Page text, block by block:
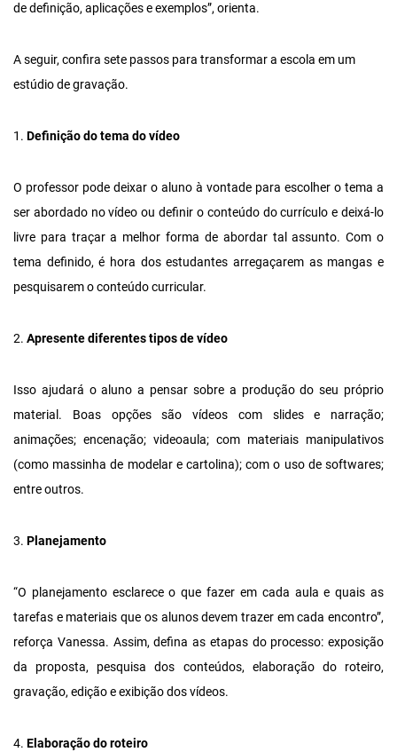
de definição, aplicações e exemplos”, orienta.
A seguir, confira sete passos para transformar a escola em um
estúdio de gravação.
1. Definição do tema do vídeo
O professor pode deixar o aluno à vontade para escolher o tema a
ser abordado no vídeo ou definir o conteúdo do currículo e deixá-lo
livre para traçar a melhor forma de abordar tal assunto. Com o
tema definido, é hora dos estudantes arregaçarem as mangas e
pesquisarem o conteúdo curricular.
2. Apresente diferentes tipos de vídeo
Isso ajudará o aluno a pensar sobre a produção do seu próprio
material. Boas opções são vídeos com slides e narração;
animações; encenação; videoaula; com materiais manipulativos
(como massinha de modelar e cartolina); com o uso de softwares;
entre outros.
3. Planejamento
“O planejamento esclarece o que fazer em cada aula e quais as
tarefas e materiais que os alunos devem trazer em cada encontro”,
reforça Vanessa. Assim, defina as etapas do processo: exposição
da proposta, pesquisa dos conteúdos, elaboração do roteiro,
gravação, edição e exibição dos vídeos.
4. Elaboração do roteiro